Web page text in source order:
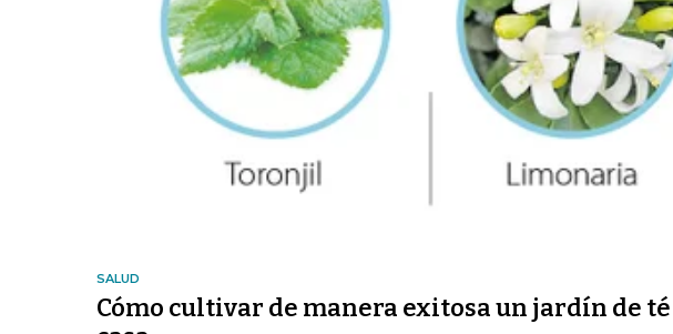
SALUD
Cómo cultivar de manera exitosa un jardín de